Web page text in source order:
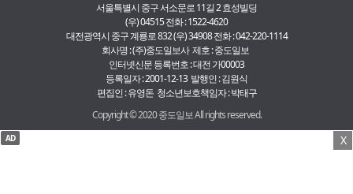
서울특별시 중구 서소문로 11길 2 효성빌딩
(우) 04515 전화 : 1522-4620
대전광역시 중구 계룡로 832 (우) 34908 전화 : 042-220-1114
회사명 : (주)중도일보사 제호 : 중도일보
인터넷신문 등록번호 : 대전 가00003
등록일자 : 2001-12-13 발행인 : 김원식
편집인 : 유영돈 청소년보호책임자 : 박태구
Copyright © 2020 중도일보 All rights reserved.
X
AD